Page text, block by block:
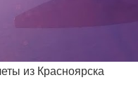
из Красноярска